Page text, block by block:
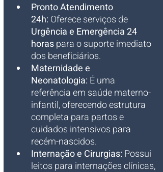
Pronto Atendimento
24h: Oferece serviços de
Urgência e Emergência 24
horas para o suporte imediato
dos beneficiários.
Maternidade e
Neonatologia: É uma
referência em saúde materno-
infantil, oferecendo estrutura
completa para partos e
cuidados intensivos para
recém-nascidos.
Internação e Cirurgias: Possui
leitos para internações clínicas,